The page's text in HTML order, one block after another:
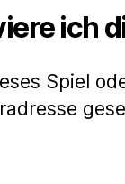
ich
Spiel